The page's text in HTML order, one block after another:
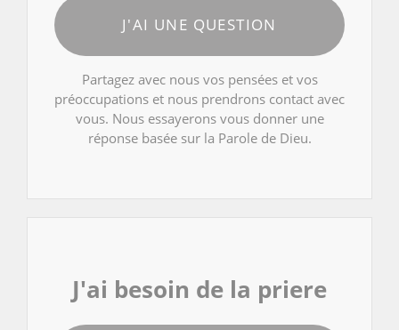
J'AI UNE QUESTION
Partagez avec nous vos pensées et vos
préoccupations et nous prendrons contact avec
vous. Nous essayerons vous donner une
réponse basée sur la Parole de Dieu.
J'ai besoin de la priere